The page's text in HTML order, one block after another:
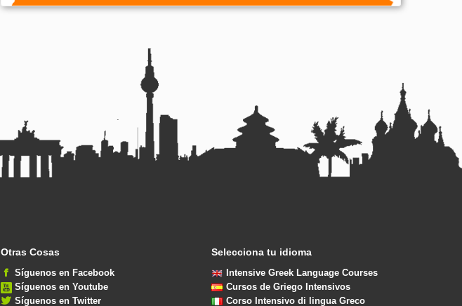
Otras Cosas
Síguenos en Facebook
Síguenos en Youtube
Síguenos en Twitter
Selecciona tu idioma
Intensive Greek Language Courses
Cursos de Griego Intensivos
Corso Intensivo di lingua Greco